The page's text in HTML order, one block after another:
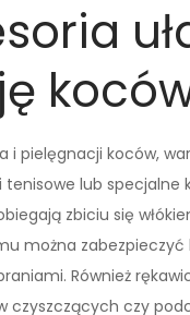
i pielęgnacji koców,
tenisowe lub
zbiciu się
można
Również
czyszczących czy